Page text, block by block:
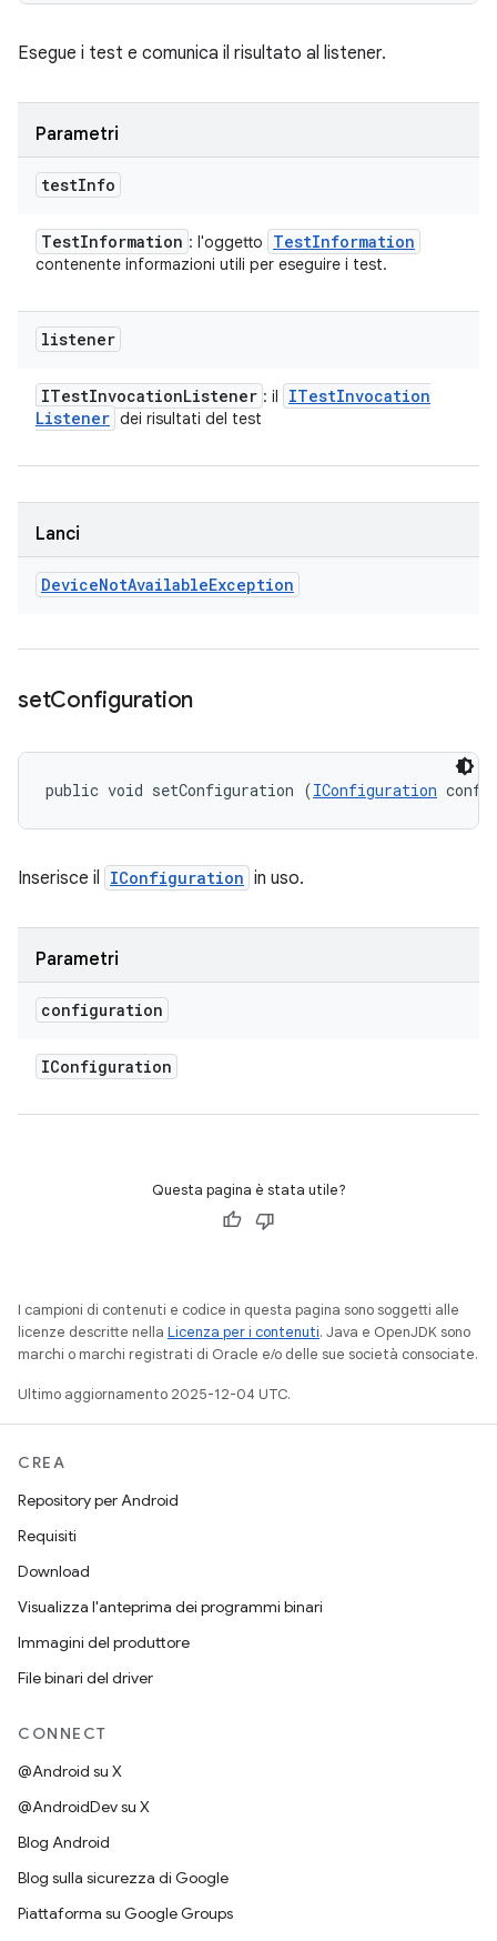
Esegue i test e comunica il risultato al listener.
Parametri
testInfo
TestInformation : l'oggetto TestInformation
contenente informazioni utili per eseguire i test.
listener
ITestInvocationListener : il ITestInvocation
Listener dei risultati del test
Lanci
DeviceNotAvailableException
setConfiguration
public void setConfiguration (IConfiguration
Inserisce il IConfiguration in uso.
Parametri
configuration
IConfiguration
Questa pagina è stata utile?
I campioni di contenuti e codice in questa pagina sono soggetti alle
licenze descritte nella Licenza per i contenuti. Java e OpenJDK sono
marchi o marchi registrati di Oracle e/o delle sue società consociate.
Ultimo aggiornamento 2025-12-04 UTC.
CREA
Repository per Android
Requisiti
Download
Visualizza l'anteprima dei programmi binari
Immagini del produttore
File binari del driver
CONNECT
@Android su X
@AndroidDev su X
Blog Android
Blog sulla sicurezza di Google
Piattaforma su Google Groups